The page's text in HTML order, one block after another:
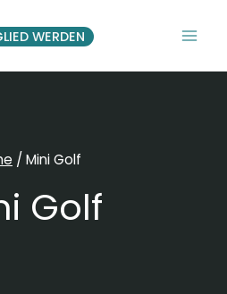
WERDEN
/ Mini Golf
Golf